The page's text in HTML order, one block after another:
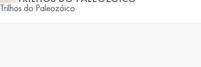
Trilhos do Paleozóico